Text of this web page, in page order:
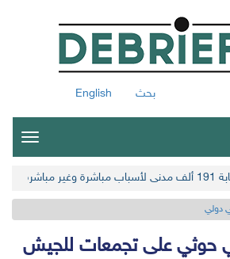
بحث English
حوثية
دولي
حوثي على تجمعات للجيش